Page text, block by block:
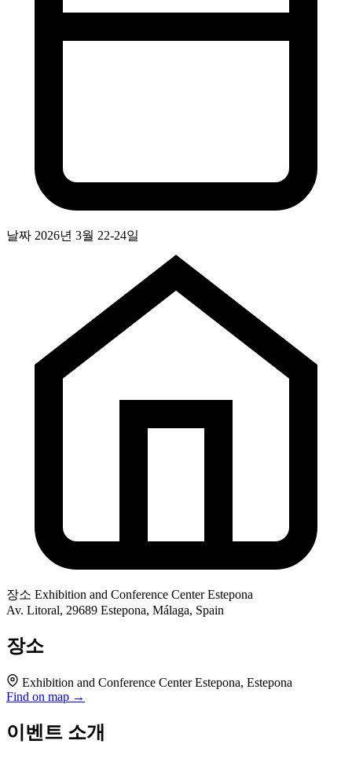
날짜 2026년 3월 22-24일
장소 Exhibition and Conference Center Estepona
Av. Litoral, 29689 Estepona, Málaga, Spain
장소
Exhibition and Conference Center Estepona, Estepona
Find on map →
이벤트 소개